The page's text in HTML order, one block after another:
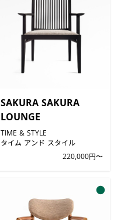
SAKURA SAKURA
LOUNGE
TIME & STYLE
タイム アンド スタイル
220,000円〜
●